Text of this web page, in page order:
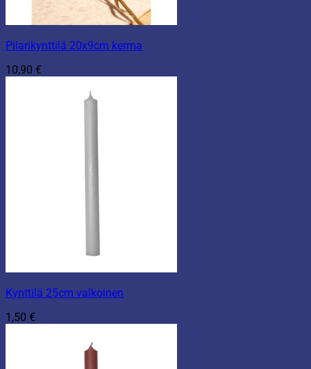
Pilarikynttilä 20x9cm kerma
10,90 €
Kynttilä 25cm valkoinen
1,50 €